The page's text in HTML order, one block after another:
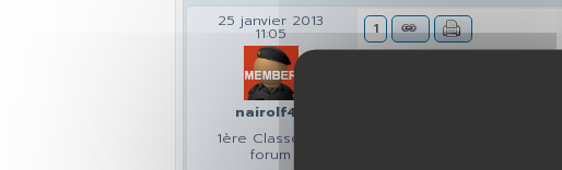
25 janvier 2013
11:05
nairolf46
1ère Classe du
forum
1
Ma compagne
elle car depuis le 12
car ils estiment
mérite plus la prime.
enfants car il ne se